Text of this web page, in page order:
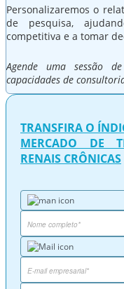
Personalizaremos o
de pesquisa,
competitiva e a tomar
Agende uma sessão
capacidades de
TRANSFIRA O
MERCADO DE
RENAIS CRÔNICAS